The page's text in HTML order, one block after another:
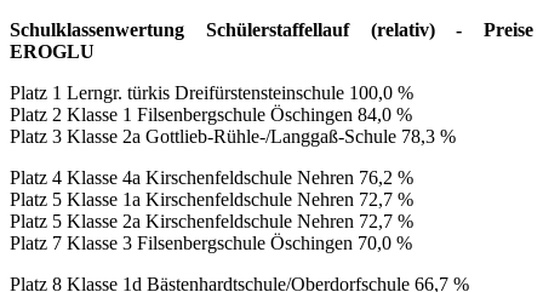
Schulklassenwertung Schülerstaffellauf (relativ) - Preise
EROGLU
Platz 1 Lerngr. türkis Dreifürstensteinschule 100,0 %
Platz 2 Klasse 1 Filsenbergschule Öschingen 84,0 %
Platz 3 Klasse 2a Gottlieb-Rühle-/Langgaß-Schule 78,3 %
Platz 4 Klasse 4a Kirschenfeldschule Nehren 76,2 %
Platz 5 Klasse 1a Kirschenfeldschule Nehren 72,7 %
Platz 5 Klasse 2a Kirschenfeldschule Nehren 72,7 %
Platz 7 Klasse 3 Filsenbergschule Öschingen 70,0 %
Platz 8 Klasse 1d Bästenhardtschule/Oberdorfschule 66,7 %